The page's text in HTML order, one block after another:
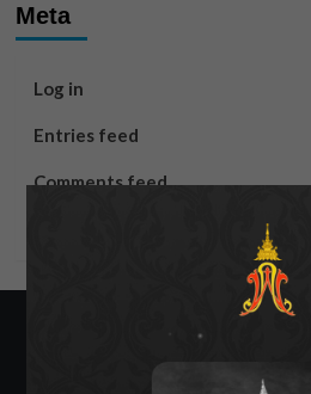
Meta
Log in
Entries feed
Comments feed